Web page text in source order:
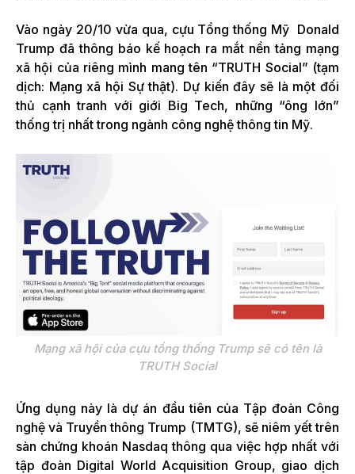
Vào ngày 20/10 vừa qua, cựu Tổng thống Mỹ Donald
Trump đã thông báo kế hoạch ra mắt nền tảng mạng
xã hội của riêng mình mang tên “TRUTH Social” (tạm
dịch: Mạng xã hội Sự thật). Dự kiến đây sẽ là một đối
thủ cạnh tranh với giới Big Tech, những “ông lớn”
thống trị nhất trong ngành công nghệ thông tin Mỹ.
Mạng xã hội của cựu tổng thống Trump sẽ có tên là
TRUTH Social
Ứng dụng này là dự án đầu tiên của Tập đoàn Công
nghệ và Truyền thông Trump (TMTG), sẽ niêm yết trên
sàn chứng khoán Nasdaq thông qua việc hợp nhất với
tập đoàn Digital World Acquisition Group, giao dịch